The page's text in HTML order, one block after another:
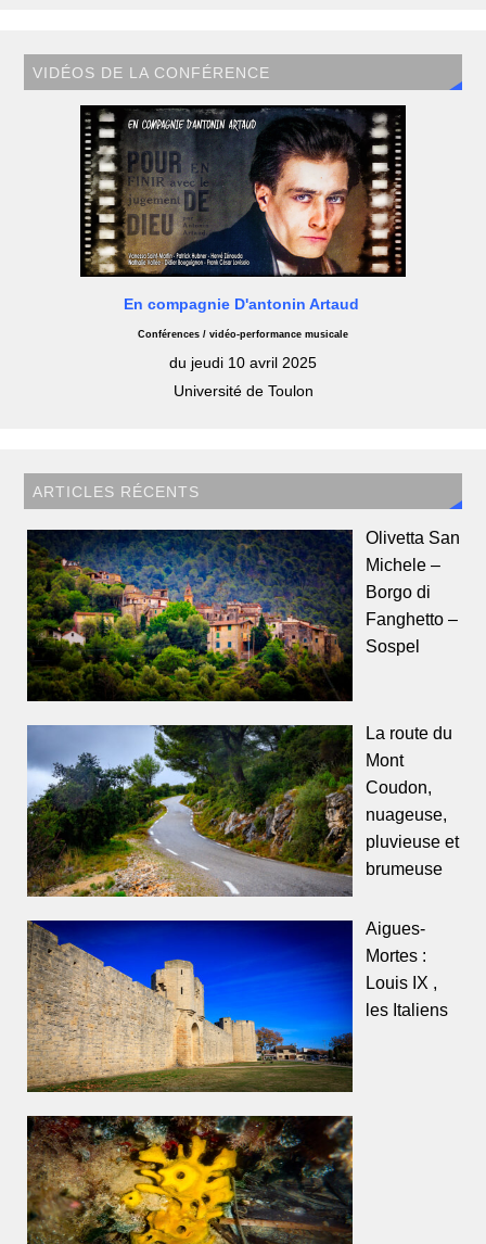
VIDÉOS DE LA CONFÉRENCE
En compagnie D'antonin Artaud
Conférences / vidéo-performance musicale
du jeudi 10 avril 2025
Université de Toulon
ARTICLES RÉCENTS
Olivetta San
Michele –
Borgo di
Fanghetto –
Sospel
La route du
Mont
Coudon,
nuageuse,
pluvieuse et
brumeuse
Aigues-
Mortes :
Louis IX ,
les Italiens